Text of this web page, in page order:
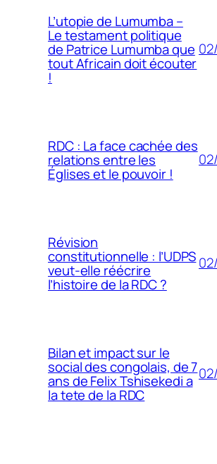
L’utopie de Lumumba –
Le testament politique
de Patrice Lumumba que
tout Africain doit écouter
!
RDC : La face cachée des
relations entre les
Églises et le pouvoir !
Révision
constitutionnelle : l’UDPS
veut-elle réécrire
l’histoire de la RDC ?
Bilan et impact sur le
social des congolais, de 7
ans de Felix Tshisekedi a
la tete de la RDC